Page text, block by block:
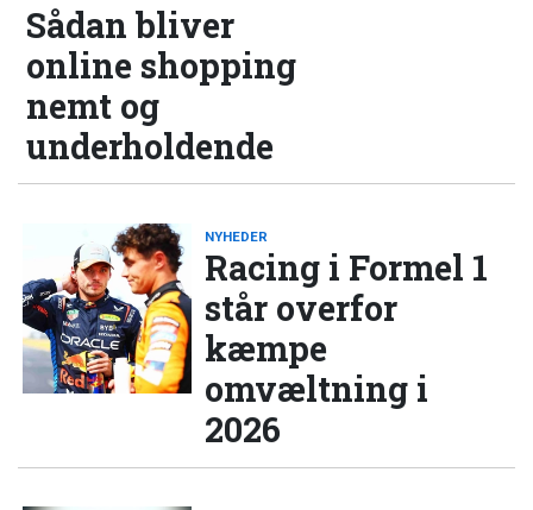
Sådan bliver
online shopping
nemt og
underholdende
NYHEDER
Racing i Formel 1
står overfor
kæmpe
omvæltning i
2026